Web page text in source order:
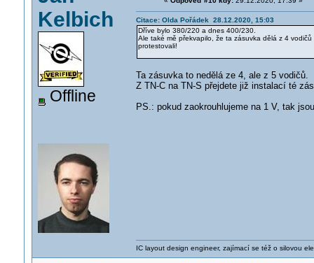
Kelbich
Offline
Citace: Olda Pořádek 28.12.2020, 15:03
Dříve bylo 380/220 a dnes 400/230.
Ale také mě překvapilo, že ta zásuvka dělá z 4
protestovali!
Ta zásuvka to nedělá ze 4, ale z 5 vodičů.
Z TN-C na TN-S přejdete již instalací té
PS.: pokud zaokrouhlujeme na 1 V, tak
IC layout design engineer, zajímací se též o silovou